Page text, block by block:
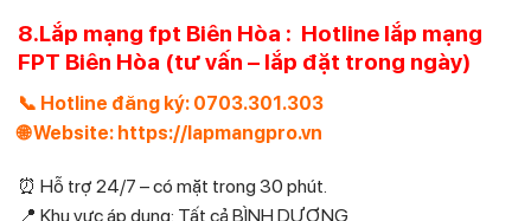
8.Lắp mạng fpt Biên Hòa : Hotline lắp mạng
FPT Biên Hòa (tư vấn – lắp đặt trong ngày)
📞 Hotline đăng ký: 0703.301.303
🌐 Website: https://lapmangpro.vn
⏰ Hỗ trợ 24/7 – có mặt trong 30 phút.
📍 Khu vực áp dụng: Tất cả BÌNH DƯƠNG